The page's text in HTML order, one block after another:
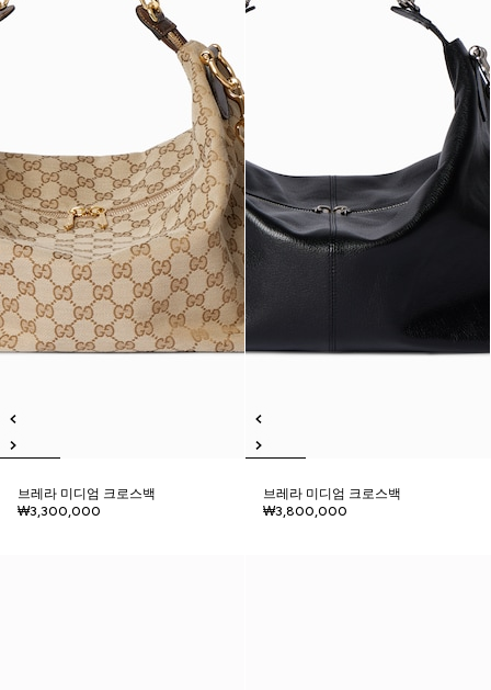
브레라 미디엄 크로스백
₩3,300,000
브레라 미디엄 크로스백
₩3,800,000